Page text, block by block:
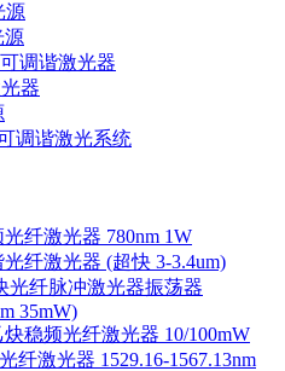
源
源
调谐激光器
器
调谐激光系统
纤激光器 780nm 1W
纤激光器 (超快 3-3.4um)
光纤脉冲激光器振荡器
35mW)
炔稳频光纤激光器 10/100mW
纤激光器 1529.16-1567.13nm